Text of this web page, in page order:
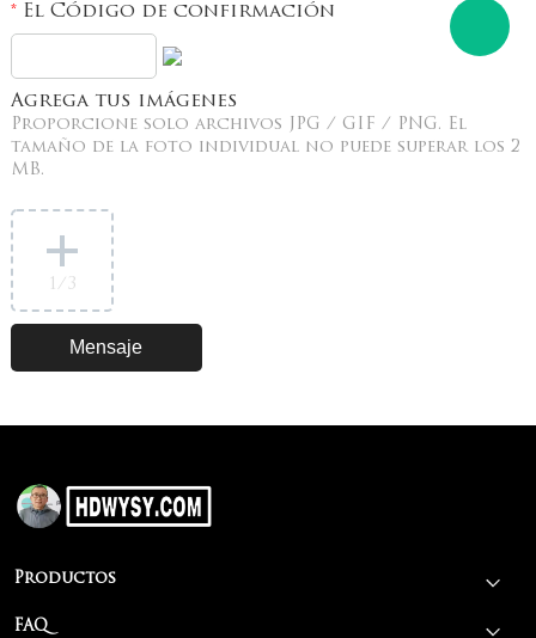
*El Código de confirmación
Agrega tus imágenes
Proporcione solo archivos JPG / GIF / PNG. El
tamaño de la foto individual no puede superar los 2
MB.
1 /3
Productos
FAQ